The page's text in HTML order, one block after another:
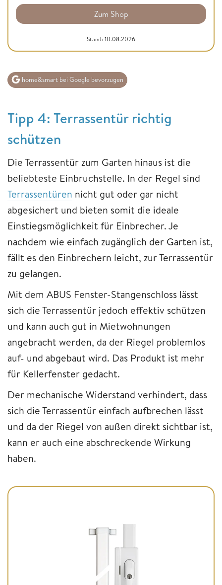
Zum Shop
Stand: 10.08.2026
home&smart bei Google bevorzugen
Tipp 4: Terrassentür richtig
schützen
Die Terrassentür zum Garten hinaus ist die
beliebteste Einbruchstelle. In der Regel sind
Terrassentüren nicht gut oder gar nicht
abgesichert und bieten somit die ideale
Einstiegsmöglichkeit für Einbrecher. Je
nachdem wie einfach zugänglich der Garten ist,
fällt es den Einbrechern leicht, zur Terrassentür
zu gelangen.
Mit dem ABUS Fenster-Stangenschloss lässt
sich die Terrassentür jedoch effektiv schützen
und kann auch gut in Mietwohnungen
angebracht werden, da der Riegel problemlos
auf- und abgebaut wird. Das Produkt ist mehr
für Kellerfenster gedacht.
Der mechanische Widerstand verhindert, dass
sich die Terrassentür einfach aufbrechen lässt
und da der Riegel von außen direkt sichtbar ist,
kann er auch eine abschreckende Wirkung
haben.